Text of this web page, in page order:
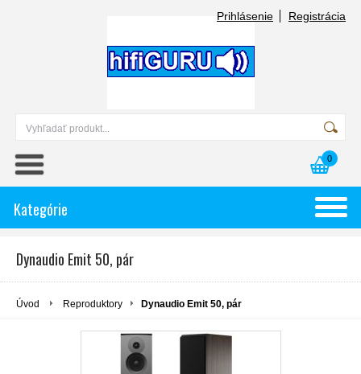
Prihlásenie Registrácia
0
Kategórie
Dynaudio Emit 50, pár
Úvod Reproduktory Dynaudio Emit 50, pár